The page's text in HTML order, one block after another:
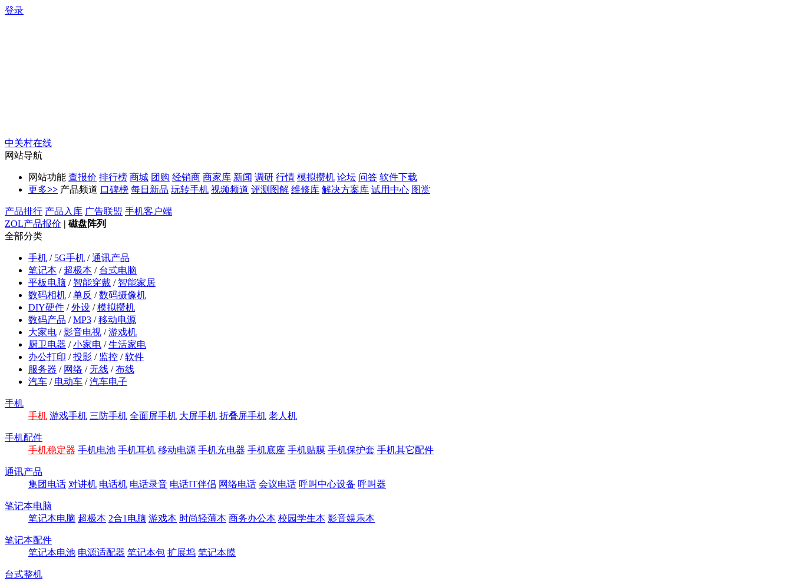
登录
中关村在线
网站导航
网站功能 查报价 排行榜 商城 团购 经销商 商家库 新闻 调研 行情 模拟攒机 论坛 问答 软件下载
更多>> 产品频道 口碑榜 每日新品 玩转手机 视频频道 评测图解 维修库 解决方案库 试用中心 图赏
产品排行 产品入库 广告联盟 手机客户端
ZOL产品报价 | 磁盘阵列
全部分类
手机 / 5G手机 /通讯产品
笔记本 / 超极本 / 台式电脑
平板电脑 / 智能穿戴 / 智能家居
数码相机 /单反 /数码摄像机
DIY硬件 /外设 /模拟攒机
数码产品 /MP3 /移动电源
大家电 /影音电视 /游戏机
厨卫电器 /小家电 /生活家电
办公打印 /投影 / 监控 /软件
服务器 / 网络 /无线 /布线
汽车 / 电动车 /汽车电子
手机
手机 游戏手机 三防手机 全面屏手机 大屏手机 折叠屏手机 老人机
手机配件
手机稳定器 手机电池 手机耳机 移动电源 手机充电器 手机底座 手机贴膜 手机保护套 手机其它配件
通讯产品
集团电话 对讲机 电话机 电话录音 电话IT伴侣 网络电话 会议电话 呼叫中心设备 呼叫器
笔记本电脑
笔记本电脑 超极本 2合1电脑 游戏本 时尚轻薄本 商务办公本 校园学生本 影音娱乐本
笔记本配件
笔记本电池 电源适配器 笔记本包 扩展坞 笔记本膜
台式整机